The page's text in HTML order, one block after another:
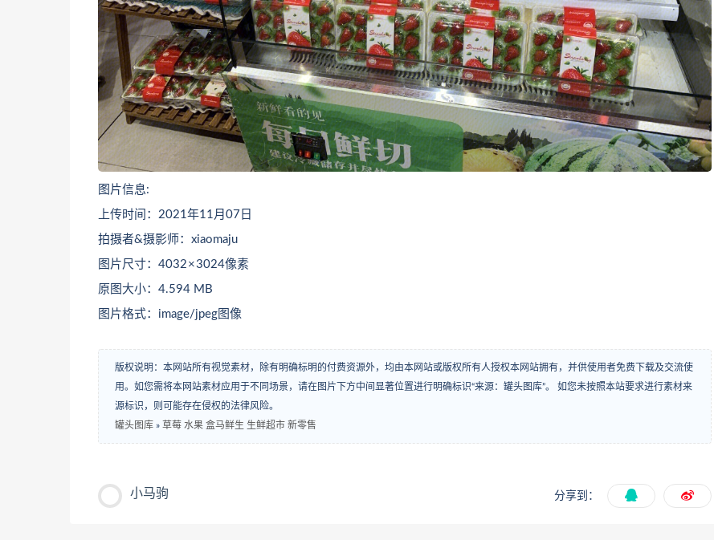
图片信息:
上传时间：2021年11月07日
拍摄者&摄影师：xiaomaju
图片尺寸：4032 × 3024像素
原图大小：4.594 MB
图片格式：image/jpeg图像
版权说明：本网站所有视觉素材，除有明确标明的付费资源外，均由本网站或版权所有人授权本网站拥有，并供使用者免费下载及交流使
用。如您需将本网站素材应用于不同场景，请在图片下方中间显著位置进行明确标识“来源：罐头图库”。 如您未按照本站要求进行素材来
源标识，则可能存在侵权的法律风险。
罐头图库 » 草莓 水果 盒马鲜生 生鲜超市 新零售
小马驹 分享到：